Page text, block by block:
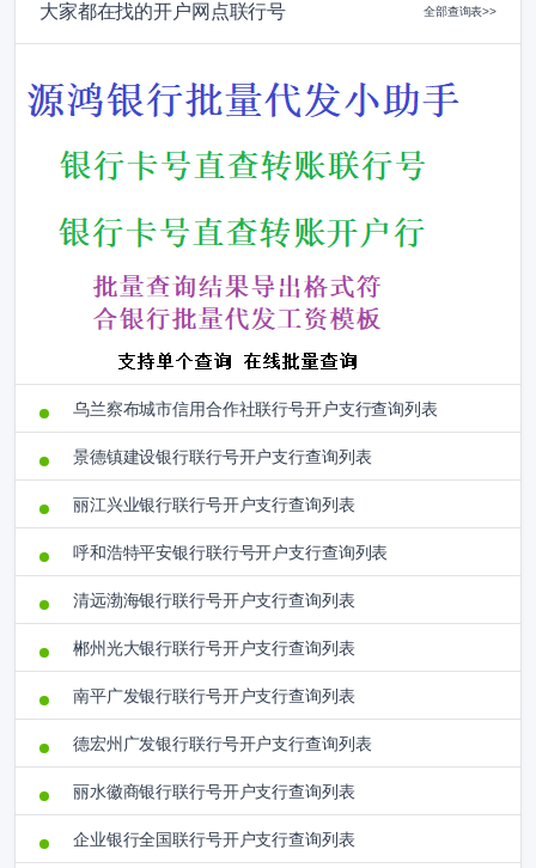
大家都在找的开户网点联行号 全部查询表>>
乌兰察布城市信用合作社联行号开户支行查询列表
景德镇建设银行联行号开户支行查询列表
丽江兴业银行联行号开户支行查询列表
呼和浩特平安银行联行号开户支行查询列表
清远渤海银行联行号开户支行查询列表
郴州光大银行联行号开户支行查询列表
南平广发银行联行号开户支行查询列表
德宏州广发银行联行号开户支行查询列表
丽水徽商银行联行号开户支行查询列表
企业银行全国联行号开户支行查询列表